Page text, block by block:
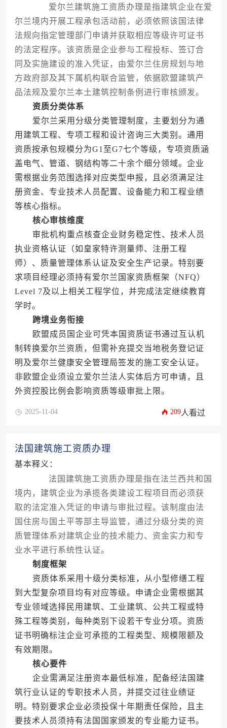
爱尔兰建筑施工资质办理是指建筑企业在爱
尔兰境内开展工程承包活动前，必须依照该国法律
法规向指定管理部门申请并获取相应等级许可证书
的法定程序。该资质是企业参与工程投标、签订合
同及实施建设的准入凭证，由爱尔兰住房规划与地
方政府部及其下属机构联合监管，依据欧盟建筑产
品法规及爱尔兰本土建筑控制条例进行审核颁发。
资质分类体系
爱尔兰采用分级分类管理制度，主要划分为通
用建筑工程、专项工程和设计咨询三大类别。通用
资质按承包规模分为G1至G7七个等级，专项资质涵
盖电气、管道、钢结构等二十余个细分领域。企业
需根据业务范围选择对应类型申报，且必须满足注
册资金、专业技术人员配置、设备能力和工程业绩
等核心指标。
核心审核维度
审批机构重点核查企业财务稳定性、技术人员
执业资格认证（如皇家特许测量师、注册工程
师）、质量管理体系认证及安全生产记录。特别要
求项目经理必须持有爱尔兰国家资质框架（NFQ）
Level 7及以上相关工程学位，并完成法定继续教育
学时。
跨境业务衔接
欧盟成员国企业可凭本国资质证书通过互认机
制转换爱尔兰资质，但需补充提交当地税务登记证
明及爱尔兰健康安全管理局签发的施工安全认证。
非欧盟企业须设立爱尔兰法人实体后方可申请，且
外资控股比例会影响资质等级审批上限。
2025-11-04 209人看过
法国建筑施工资质办理
基本释义：
法国建筑施工资质办理是指在法兰西共和国
境内，建筑企业为承揽各类建设工程项目而必须获
取的法定准入凭证的申请与审批过程。该制度由法
国住房与国土平等部主导监管，通过分级分类的资
质管理体系对建筑企业的技术能力、资金实力和专
业水平进行系统性认证。
制度框架
资质体系采用十级分类标准，从小型修缮工程
到大型复杂项目均有对应等级。申请企业需根据其
专业领域选择民用建筑、工业建筑、公共工程或特
殊工程等类别，每种类别下设若干专业分项。资质
证书明确标注企业可承揽的工程类型、规模限额及
有效期限。
核心要件
企业需满足注册资本最低标准，配备经法国建
筑行业认证的专职技术人员，并提交过往业绩证
明。特别要求企业必须投保十年期责任保险，且主
要技术人员须持有法国国家颁发的专业能力证书。